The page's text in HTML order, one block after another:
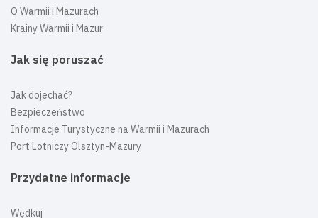
O Warmii i Mazurach
Krainy Warmii i Mazur
Jak się poruszać
Jak dojechać?
Bezpieczeństwo
Informacje Turystyczne na Warmii i Mazurach
Port Lotniczy Olsztyn-Mazury
Przydatne informacje
Wędkuj